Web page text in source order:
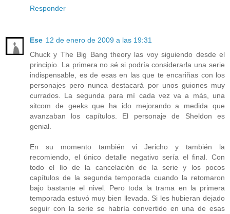
Responder
Ese 12 de enero de 2009 a las 19:31
Chuck y The Big Bang theory las voy siguiendo desde el
principio. La primera no sé si podría considerarla una serie
indispensable, es de esas en las que te encariñas con los
personajes pero nunca destacará por unos guiones muy
currados. La segunda para mí cada vez va a más, una
sitcom de geeks que ha ido mejorando a medida que
avanzaban los capítulos. El personaje de Sheldon es
genial.
En su momento también vi Jericho y también la
recomiendo, el único detalle negativo sería el final. Con
todo el lío de la cancelación de la serie y los pocos
capítulos de la segunda temporada cuando la retomaron
bajo bastante el nivel. Pero toda la trama en la primera
temporada estuvó muy bien llevada. Si les hubieran dejado
seguir con la serie se habría convertido en una de esas